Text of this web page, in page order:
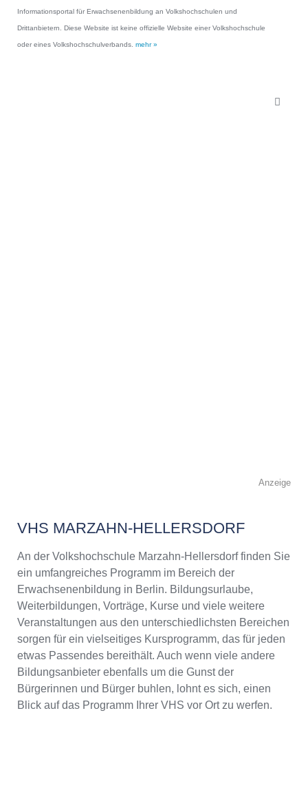
Informationsportal für Erwachsenenbildung an Volkshochschulen und
Drittanbietern. Diese Website ist keine offizielle Website einer Volkshochschule
oder eines Volkshochschulverbands. mehr »
Anzeige
VHS MARZAHN-HELLERSDORF
An der Volkshochschule Marzahn-Hellersdorf finden Sie
ein umfangreiches Programm im Bereich der
Erwachsenenbildung in Berlin. Bildungsurlaube,
Weiterbildungen, Vorträge, Kurse und viele weitere
Veranstaltungen aus den unterschiedlichsten Bereichen
sorgen für ein vielseitiges Kursprogramm, das für jeden
etwas Passendes bereithält. Auch wenn viele andere
Bildungsanbieter ebenfalls um die Gunst der
Bürgerinnen und Bürger buhlen, lohnt es sich, einen
Blick auf das Programm Ihrer VHS vor Ort zu werfen.